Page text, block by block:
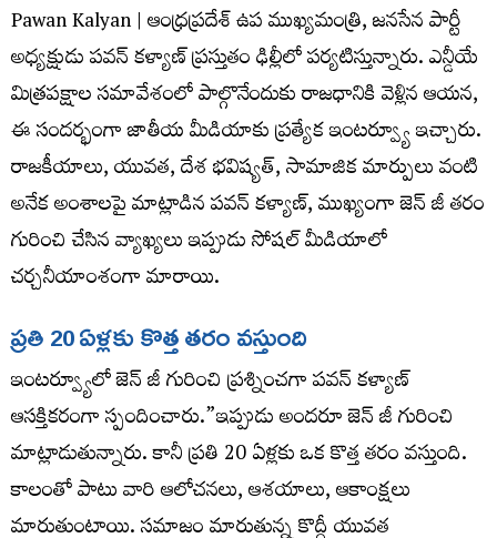
Pawan Kalyan | ఆంధ్రప్రదేశ్ ఉప ముఖ్యమంత్రి, జనసేన పార్టీ
అధ్యక్షుడు పవన్ కళ్యాణ్ ప్రస్తుతం ఢిల్లీలో పర్యటిస్తున్నారు. ఎన్డీయే
మిత్రపక్షాల సమావేశంలో పాల్గొనేందుకు రాజధానికి వెళ్లిన ఆయన,
ఈ సందర్భంగా జాతీయ మీడియాకు ప్రత్యేక ఇంటర్వ్యూ ఇచ్చారు.
రాజకీయాలు, యువత, దేశ భవిష్యత్, సామాజిక మార్పులు వంటి
అనేక అంశాలపై మాట్లాడిన పవన్ కళ్యాణ్, ముఖ్యంగా జెన్ జీ తరం
గురించి చేసిన వ్యాఖ్యలు ఇప్పుడు సోషల్ మీడియాలో
చర్చనీయాంశంగా మారాయి.
ప్రతి 20 ఏళ్లకు కొత్త తరం వస్తుంది
ఇంటర్వ్యూలో జెన్ జీ గురించి ప్రశ్నించగా పవన్ కళ్యాణ్
ఆసక్తికరంగా స్పందించారు.”ఇప్పుడు అందరూ జెన్ జీ గురించి
మాట్లాడుతున్నారు. కానీ ప్రతి 20 ఏళ్లకు ఒక కొత్త తరం వస్తుంది.
కాలంతో పాటు వారి ఆలోచనలు, ఆశయాలు, ఆకాంక్షలు
మారుతుంటాయి. సమాజం మారుతున్న కొద్దీ యువత